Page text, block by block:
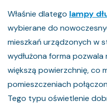
Właśnie dlatego lampy
wybierane do
mieszkań urządzonych w
wydłużona forma
większą powierzchnię, co
pomieszczeniach
Tego typu oświetlenie